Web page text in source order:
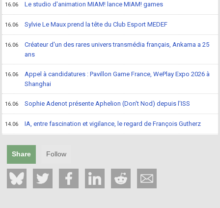
16.06 Le studio d'animation MIAM! lance MIAM! games
16.06 Sylvie Le Maux prend la tête du Club Esport MEDEF
16.06
Créateur d'un des rares univers transmédia français, Ankama a 25
ans
16.06
Appel à candidatures : Pavillon Game France, WePlay Expo 2026 à
Shanghai
16.06 Sophie Adenot présente Aphelion (Don't Nod) depuis l'ISS
14.06 IA, entre fascination et vigilance, le regard de François Gutherz
Share Follow